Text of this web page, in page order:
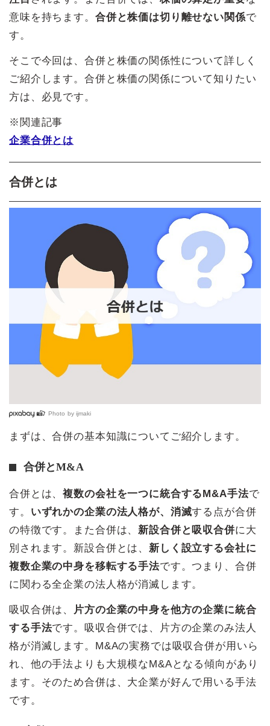
意味を持ちます。 合併と株価は切り離せない関係で
す。
そこで今回は、合併と株価の関係性について詳しく
ご紹介します。合併と株価の関係について知りたい
方は、必見です。
※関連記事
企業合併とは
合併とは
Photo by ijmaki
まずは、合併の基本知識についてご紹介します。
合併とM&A
合併とは、複数の会社を一つに統合するM&A手法で
す。 いずれかの企業の法人格が、消滅する点が合併
の特徴です。また合併は、 新設合併と吸収合併に大
別されます。新設合併とは、 新しく設立する会社に
複数企業の中身を移転する手法です。つまり、合併
に関わる全企業の法人格が消滅します。
吸収合併は、
片方の企業の中身を他方の企業に統合
する手法です。吸収合併では、片方の企業のみ法人
格が消滅します。M&Aの実務では吸収合併が用いら
れ、他の手法よりも大規模なM&Aとなる傾向があり
ます。そのため合併は、大企業が好んで用いる手法
です。